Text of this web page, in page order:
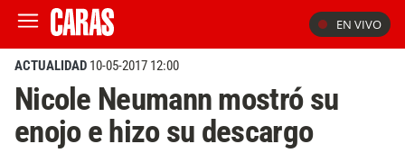
EN VIVO
ACTUALIDAD 10-05-2017 12:00
Nicole Neumann mostró su
enojo e hizo su descargo